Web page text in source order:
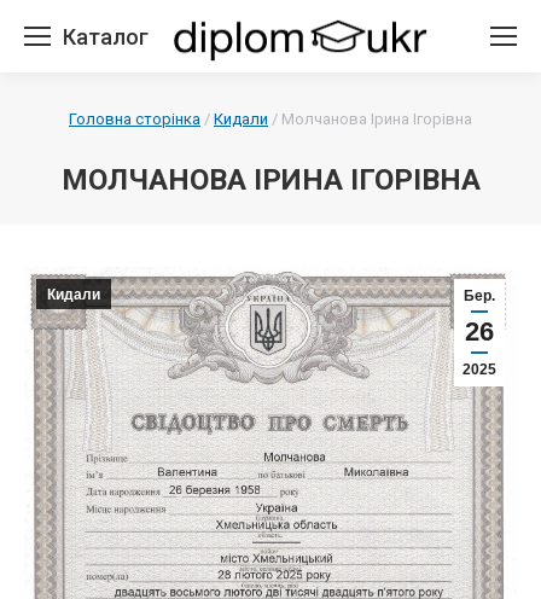
Каталог
Головна сторінка / Кидали / Молчанова Ірина Ігорівна
МОЛЧАНОВА ІРИНА ІГОРІВНА
Бер.
26
2025
Кидали